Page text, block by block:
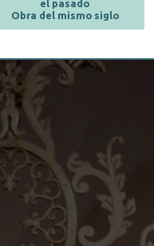
el pasado
Obra del mismo siglo